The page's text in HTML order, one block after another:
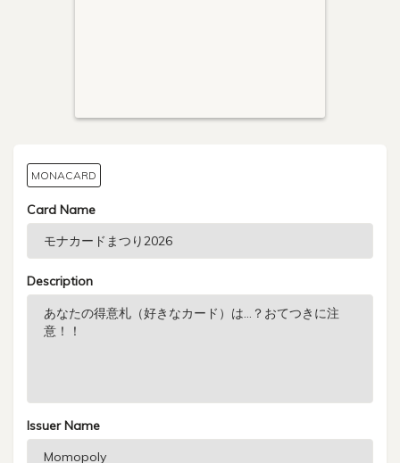
MONACARD
Card Name
Description
Issuer Name